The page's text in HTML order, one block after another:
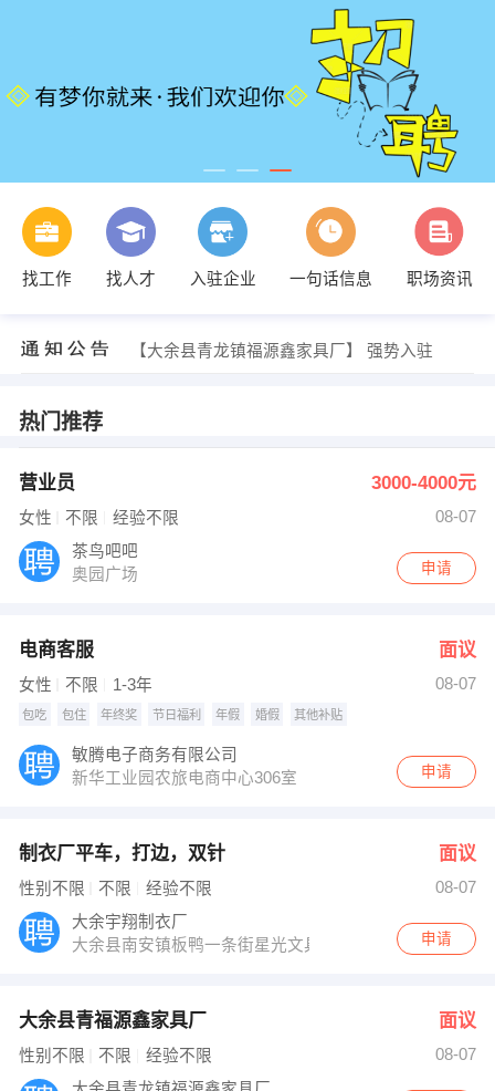
找工作 找人才 入驻企业 一句话信息 职场资讯
发布 [电话销售 ] 招聘信息
【江西合一云数据科技股份有限公司】 强势入驻
【大余县青龙镇福源鑫家具厂】 强势入驻
热门推荐
营业员 3000-4000元
女性 不限 经验不限
08-07
茶鸟吧吧
奥园广场
申请
电商客服 面议
女性 不限 1-3年 08-07
包吃 包住 年终奖 节日福利 年假 婚假 其他补贴
敏腾电子商务有限公司
新华工业园农旅电商中心306室
申请
制衣厂平车，打边，双针 面议
性别不限 不限 经验不限
08-07
大余宇翔制衣厂
大余县南安镇板鸭一条街星光文具超市右侧
申请
大余县青福源鑫家具厂 面议
性别不限 不限 经验不限
08-07